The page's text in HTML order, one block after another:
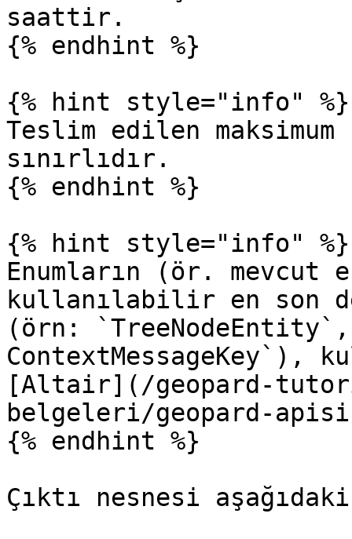
saattir.
{% endhint %}
{% hint style="info" %}
Teslim edilen
sınırlıdır.
{% endhint %}
{% hint style="info" %}
Enumların (ör. mevcut
kullanılabilir en son
(örn:
ContextMessageKey`),
[Altair](/geopard-
belgeleri/geopard-
{% endhint %}
Çıktı nesnesi